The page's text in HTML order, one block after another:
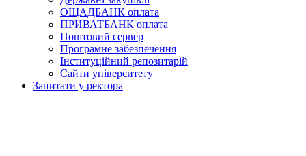
ОЩАДБАНК оплата
ПРИВАТБАНК оплата
Поштовий сервер
Програмне забезпечення
Інституційний репозитарій
Сайти університету
Запитати у ректора